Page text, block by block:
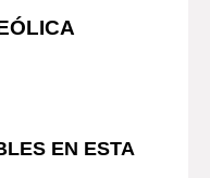
EN ESTA